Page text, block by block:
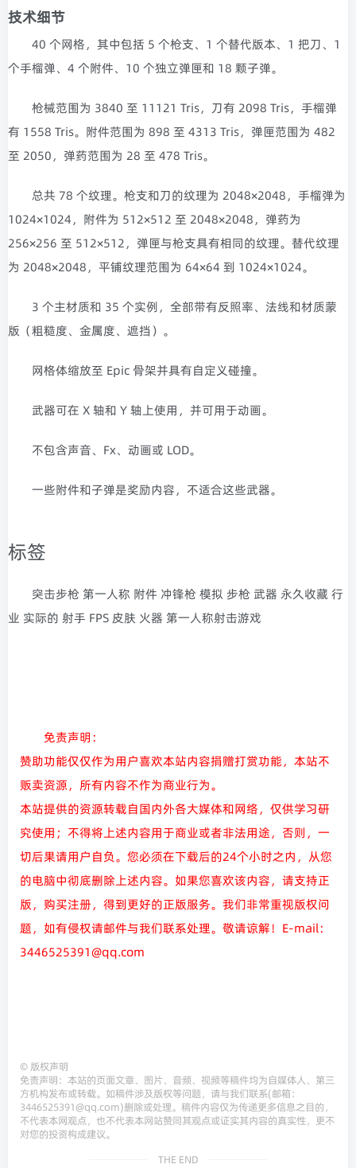
技术细节
40 个网格，其中包括 5 个枪支、1 个替代版本、1 把刀、1
个手榴弹、4 个附件、10 个独立弹匣和 18 颗子弹。
枪械范围为 3840 至 11121 Tris，刀有 2098 Tris，手榴弹
有 1558 Tris。附件范围为 898 至 4313 Tris，弹匣范围为 482
至 2050，弹药范围为 28 至 478 Tris。
总共 78 个纹理。枪支和刀的纹理为 2048×2048，手榴弹为
1024×1024，附件为 512×512 至 2048×2048，弹药为
256×256 至 512×512，弹匣与枪支具有相同的纹理。替代纹理
为 2048×2048，平铺纹理范围为 64×64 到 1024×1024。
3 个主材质和 35 个实例，全部带有反照率、法线和材质蒙
版（粗糙度、金属度、遮挡）。
网格体缩放至 Epic 骨架并具有自定义碰撞。
武器可在 X 轴和 Y 轴上使用，并可用于动画。
不包含声音、Fx、动画或 LOD。
一些附件和子弹是奖励内容，不适合这些武器。
标签
突击步枪 第一人称 附件 冲锋枪 模拟 步枪 武器 永久收藏 行
业 实际的 射手 FPS 皮肤 火器 第一人称射击游戏
免责声明：
赞助功能仅仅作为用户喜欢本站内容捐赠打赏功能，本站不
贩卖资源，所有内容不作为商业行为。
本站提供的资源转载自国内外各大媒体和网络，仅供学习研
究使用；不得将上述内容用于商业或者非法用途，否则，一
切后果请用户自负。您必须在下载后的24个小时之内，从您
的电脑中彻底删除上述内容。如果您喜欢该内容，请支持正
版，购买注册，得到更好的正版服务。我们非常重视版权问
题，如有侵权请邮件与我们联系处理。敬请谅解！E-mail：
3446525391@qq.com
©版权声明
免责声明：本站的页面文章、图片、音频、视频等稿件均为自媒体人、第三
方机构发布或转载。如稿件涉及版权等问题，请与我们联系(邮箱：
3446525391@qq.com)删除或处理。稿件内容仅为传递更多信息之目的，
不代表本网观点，也不代表本网站赞同其观点或证实其内容的真实性，更不
对您的投资构成建议。
THE END